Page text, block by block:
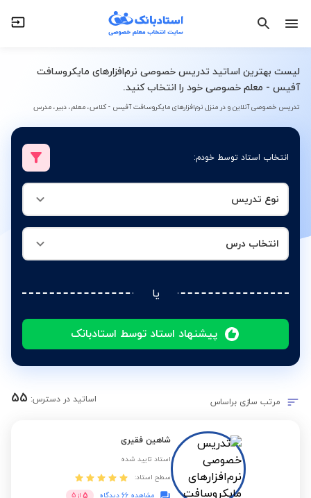
لیست بهترین اساتید تدریس خصوصی نرم‌افزارهای مایکروسافت
آفیس - معلم خصوصی خود را انتخاب کنید.
تدریس خصوصی آنلاین و در منزل نرم‌افزارهای مایکروسافت آفیس - کلاس، معلم، دبیر، مدرس
انتخاب استاد توسط خودم:
نوع تدریس
انتخاب درس
یا
پیشنهاد استاد توسط استادبانک
انتخاب درس
مرتب سازی براساس اساتید در دسترس: 55
شاهین فقیری
استاد تایید شده
سطح استاد:
مشاهده 66 دیدگاه
5 از 5